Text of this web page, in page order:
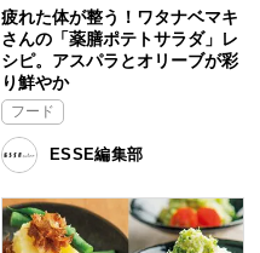
疲れた体が整う！ワタナベマキ
さんの「薬膳ポテトサラダ」レ
シピ。アスパラとオリーブが彩
り鮮やか
フード
ESSE編集部